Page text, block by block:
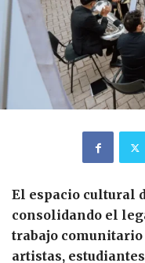
El espacio cultural
consolidando el
trabajo
artistas,